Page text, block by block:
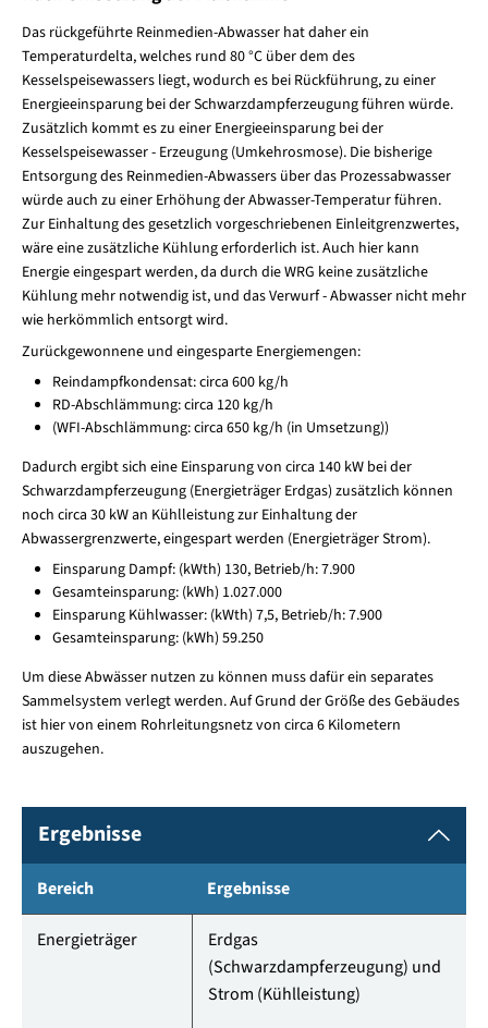
Das rückgeführte Reinmedien-Abwasser hat daher ein
Temperaturdelta, welches rund 80 °C über dem des
Kesselspeisewassers liegt, wodurch es bei Rückführung, zu einer
Energieeinsparung bei der Schwarzdampferzeugung führen würde.
Zusätzlich kommt es zu einer Energieeinsparung bei der
Kesselspeisewasser - Erzeugung (Umkehrosmose). Die bisherige
Entsorgung des Reinmedien-Abwassers über das Prozessabwasser
würde auch zu einer Erhöhung der Abwasser-Temperatur führen.
Zur Einhaltung des gesetzlich vorgeschriebenen Einleitgrenzwertes,
wäre eine zusätzliche Kühlung erforderlich ist. Auch hier kann
Energie eingespart werden, da durch die WRG keine zusätzliche
Kühlung mehr notwendig ist, und das Verwurf - Abwasser nicht mehr
wie herkömmlich entsorgt wird.
Zurückgewonnene und eingesparte Energiemengen:
Reindampfkondensat: circa 600 kg/h
RD-Abschlämmung: circa 120 kg/h
(WFI-Abschlämmung: circa 650 kg/h (in Umsetzung))
Dadurch ergibt sich eine Einsparung von circa 140 kW bei der
Schwarzdampferzeugung (Energieträger Erdgas) zusätzlich können
noch circa 30 kW an Kühlleistung zur Einhaltung der
Abwassergrenzwerte, eingespart werden (Energieträger Strom).
Einsparung Dampf: (kWth) 130, Betrieb/h: 7.900
Gesamteinsparung: (kWh) 1.027.000
Einsparung Kühlwasser: (kWth) 7,5, Betrieb/h: 7.900
Gesamteinsparung: (kWh) 59.250
Um diese Abwässer nutzen zu können muss dafür ein separates
Sammelsystem verlegt werden. Auf Grund der Größe des Gebäudes
ist hier von einem Rohrleitungsnetz von circa 6 Kilometern
auszugehen.
Ergebnisse
Bereich Ergebnisse
Energieträger
Erdgas
(Schwarzdampferzeugung) und
Strom (Kühlleistung)